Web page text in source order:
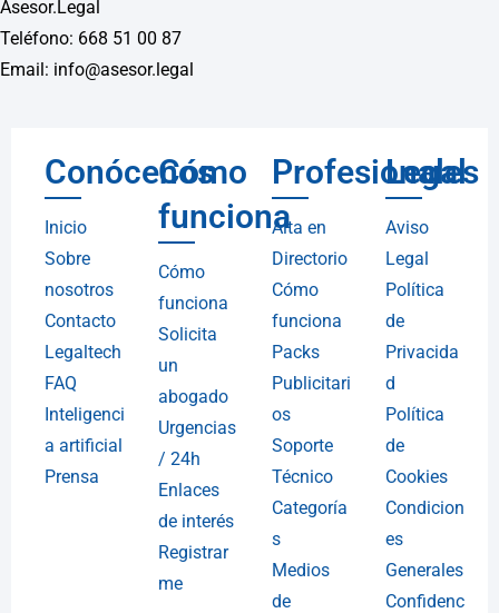
Asesor.Legal
Teléfono: 668 51 00 87
Email: info@asesor.legal
Conócenos
Inicio
Sobre
nosotros
Contacto
Legaltech
FAQ
Inteligenci
a artificial
Prensa
Cómo
funciona
Cómo
funciona
Solicita
un
abogado
Urgencias
/ 24h
Enlaces
de interés
Registrar
me
Profesionales
Alta en
Directorio
Cómo
funciona
Packs
Publicitari
os
Soporte
Técnico
Categoría
s
Medios
de
Legal
Aviso
Legal
Política
de
Privacida
d
Política
de
Cookies
Condicion
es
Generales
Confidenc